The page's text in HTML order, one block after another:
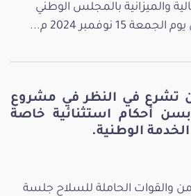
والميزانية بالمجلس الوطني
نوفمبر 2024 م...
تشرع في النظر في مشروع
بسن أحكام استثنائية خاصة
الوطنية.
والقوات الحاملة للسلاح جلسة